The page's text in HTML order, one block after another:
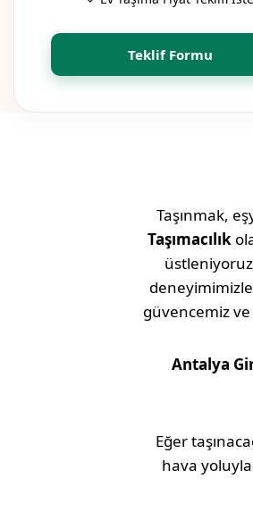
Teklif Formu
Taşınmak,
Taşımacılık
güvencemiz
Antalya
Eğer
hava